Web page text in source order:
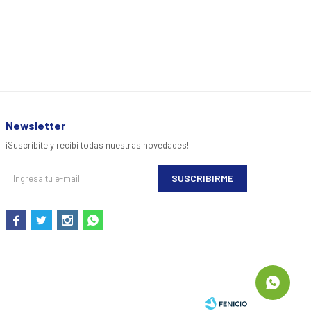
Newsletter
¡Suscribite y recibí todas nuestras novedades!
SUSCRIBIRME
   